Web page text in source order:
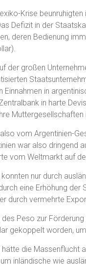
Krise
Defizit in der
deren Bedienung
der großen
Einnahmen in
in harte
Muttergesellschaften
vom Argentinien-
war also dringend
vom Weltmarkt auf
nur durch
eine Erhöhung der
durch vermehrte
des Peso zur
gekoppelt worden,
hätte die Massenflucht
inländische wie